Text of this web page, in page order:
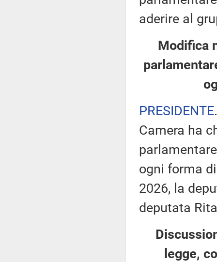
aderire al
Modifica
PRESIDENTE
Camera ha
ogni forma
2026, la
deputata
legge,